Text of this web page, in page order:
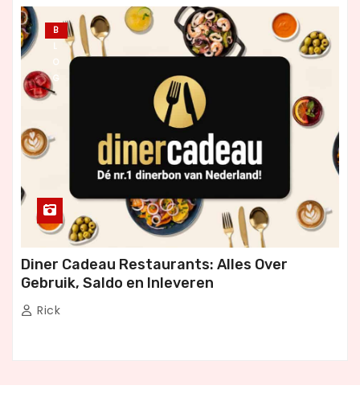
B
L
O
G
Diner Cadeau Restaurants: Alles Over
Gebruik, Saldo en Inleveren
Rick